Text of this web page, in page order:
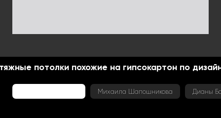
потолки похожие на гипсокартон по
Михаила Шапошникова Дианы